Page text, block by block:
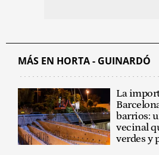
MÁS EN HORTA - GUINARDÓ
La
barrios:
vecinal
verdes y